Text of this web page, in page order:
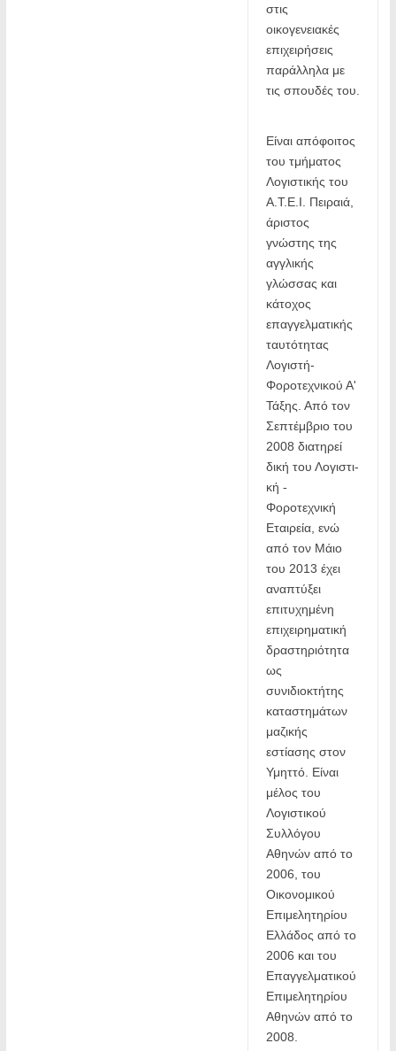
στις
οικογενειακές
επιχειρήσεις
παράλληλα με
τις σπουδές του.
Είναι απόφοιτος
του τμήματος
Λογιστικής του
Α.Τ.Ε.Ι. Πειραιά,
άριστος
γνώστης της
αγγλικής
γλώσσας και
κάτοχος
επαγγελματικής
ταυτότητας
Λογιστή-
Φοροτεχνικού Α'
Τάξης. Από τον
Σεπτέμβριο του
2008 διατηρεί
δική του Λογιστι­
κή -
Φοροτεχνική
Εταιρεία, ενώ
από τον Μάιο
του 2013 έχει
αναπτύξει
επιτυχημένη
επιχειρη­ματική
δραστηριότητα
ως
συνιδιοκτήτης
κατα­στημάτων
μαζικής
εστίασης στον
Υμηττό. Είναι
μέλος του
Λογιστικού
Συλλόγου
Αθηνών από το
2006, του
Οικονομικού
Επιμελητηρίου
Ελλάδος από το
2006 και του
Επαγγελματικού
Επιμελη­τηρίου
Αθηνών από το
2008.